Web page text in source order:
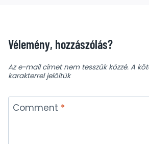
Vélemény, hozzászólás?
Az e-mail címet nem tesszük közzé. A
karakterrel jelöltük
Comment *